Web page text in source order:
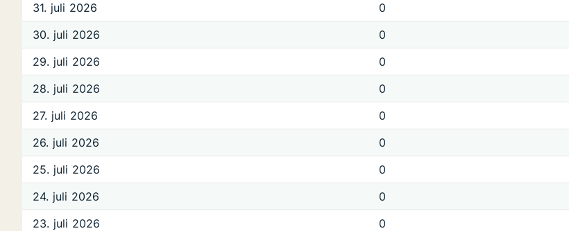
31. juli 2026
0
30. juli 2026
0
29. juli 2026
0
28. juli 2026
0
27. juli 2026
0
26. juli 2026
0
25. juli 2026
0
24. juli 2026
0
23. juli 2026
0